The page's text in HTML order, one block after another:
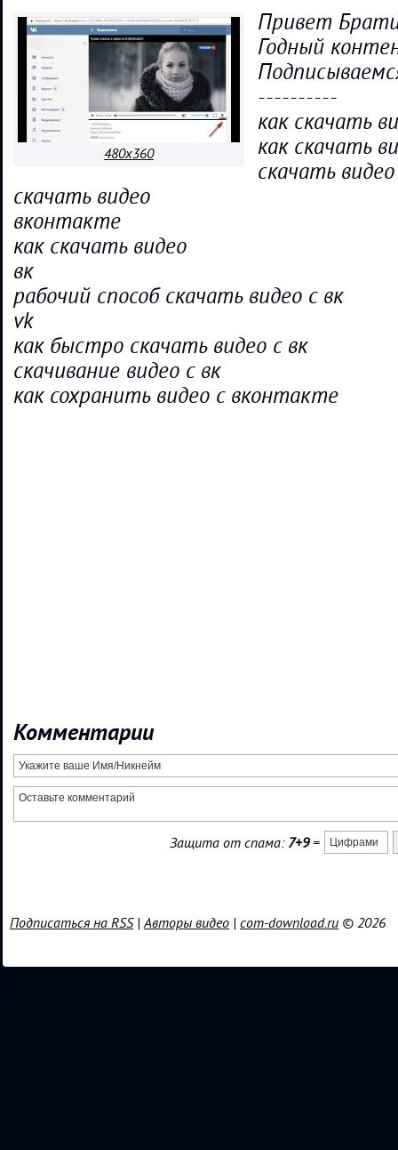
480x360
Привет
Годный
----------
как скачать
как скачать
скачать
скачать видео
вконтакте
как скачать видео
вк
рабочий способ скачать видео с вк
vk
как быстро скачать видео с вк
скачивание видео с вк
как сохранить видео с вконтакте
Комментарии
Защита от спама: 7+9=
Подписаться на RSS|Авторы видео | com-download.ru © 2026